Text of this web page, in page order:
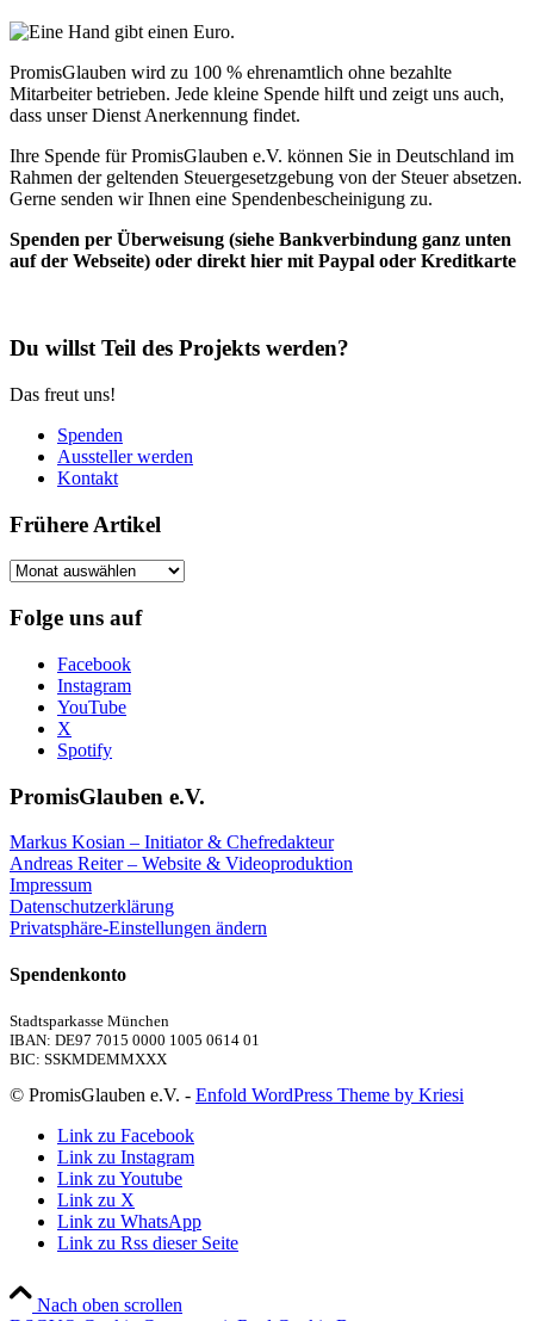
PromisGlauben wird zu 100 % ehrenamtlich ohne bezahlte
Mitarbeiter betrieben. Jede kleine Spende hilft und zeigt uns auch,
dass unser Dienst Anerkennung findet.
Ihre Spende für PromisGlauben e.V. können Sie in Deutschland im
Rahmen der geltenden Steuergesetzgebung von der Steuer absetzen.
Gerne senden wir Ihnen eine Spendenbescheinigung zu.
Spenden per Überweisung (siehe Bankverbindung ganz unten
auf der Webseite) oder direkt hier mit Paypal oder Kreditkarte
Du willst Teil des Projekts werden?
Das freut uns!
Spenden
Aussteller werden
Kontakt
Frühere Artikel
Frühere
Folge uns auf
Facebook
Instagram
YouTube
X
Spotify
PromisGlauben e.V.
Markus Kosian – Initiator & Chefredakteur
Andreas Reiter – Website & Videoproduktion
Impressum
Datenschutzerklärung
Privatsphäre-Einstellungen ändern
Spendenkonto
Stadtsparkasse München
IBAN: DE97 7015 0000 1005 0614 01
BIC: SSKMDEMMXXX
© PromisGlauben e.V. - Enfold WordPress Theme by Kriesi
Link zu Facebook
Link zu Instagram
Link zu Youtube
Link zu X
Link zu WhatsApp
Link zu Rss dieser Seite
Nach oben scrollen